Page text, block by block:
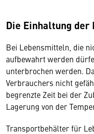
Die Einhaltung der
Bei Lebensmitteln, die
aufbewahrt werden
unterbrochen werden.
Verbrauchers nicht
begrenzte Zeit bei der
Lagerung von der
Transportbehälter für